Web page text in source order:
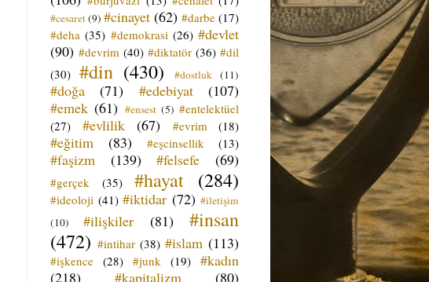
#cesaret(9) #cinayet (62) #darbe (17)
#deha (35) #demokrasi (26) #devlet
(90) #devrim (40) #diktatör (36) #dil
(30) #din (430) #dostluk (11)
#doğa (71) #edebiyat
(107)
#emek (61) #ensest (5) #entelektüel
(27)
#evlilik (67) #evrim (18)
#eğitim (83) #eşcinsellik (13)
#faşizm (139) #felsefe (69)
#gerçek (35) #hayat (284)
#ideoloji (41) #iktidar (72) #iletişim
(10)
#ilişkiler (81)
#insan
(472) #intihar (38) #islam (113)
#işkence (28) #junk (19) #kadın
(218)
#kapitalizm (80)